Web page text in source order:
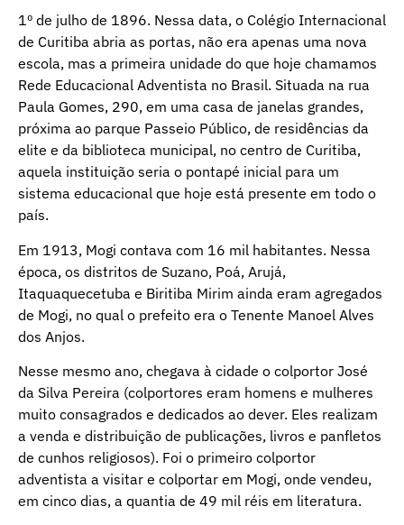
1º de julho de 1896. Nessa data, o Colégio Internacional
de Curitiba abria as portas, não era apenas uma nova
escola, mas a primeira unidade do que hoje chamamos
Rede Educacional Adventista no Brasil. Situada na rua
Paula Gomes, 290, em uma casa de janelas grandes,
próxima ao parque Passeio Público, de residências da
elite e da biblioteca municipal, no centro de Curitiba,
aquela instituição seria o pontapé inicial para um
sistema educacional que hoje está presente em todo o
país.
Em 1913, Mogi contava com 16 mil habitantes. Nessa
época, os distritos de Suzano, Poá, Arujá,
Itaquaquecetuba e Biritiba Mirim ainda eram agregados
de Mogi, no qual o prefeito era o Tenente Manoel Alves
dos Anjos.
Nesse mesmo ano, chegava à cidade o colportor José
da Silva Pereira (colportores eram homens e mulheres
muito consagrados e dedicados ao dever. Eles realizam
a venda e distribuição de publicações, livros e panfletos
de cunhos religiosos). Foi o primeiro colportor
adventista a visitar e colportar em Mogi, onde vendeu,
em cinco dias, a quantia de 49 mil réis em literatura.